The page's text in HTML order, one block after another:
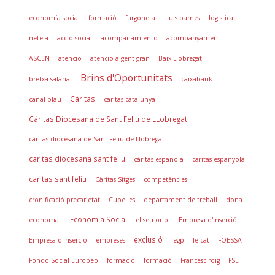
economía social formació furgoneta Lluis barnes logistica
neteja acció social acompañamiento acompanyament
ASCEN atencio atencio a gent gran Baix Llobregat
bretxa salarial Brins d'Oportunitats caixabank
canal blau Càritas caritas catalunya
Cáritas Diocesana de Sant Feliu de LLobregat
càritas diocesana de Sant Feliu de Llobregat
caritas diocesana sant feliu càritas española caritas espanyola
caritas sant feliu Càritas Sitges competències
cronificació precarietat Cubelles departament de treball dona
economat Economia Social eliseu oriol Empresa d'Inserció
Empresa d'Inserció empreses exclusió fegp feicat FOESSA
Fondo Social Europeo formacio formació Francesc roig FSE